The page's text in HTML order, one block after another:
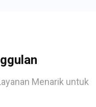
Menarik untuk